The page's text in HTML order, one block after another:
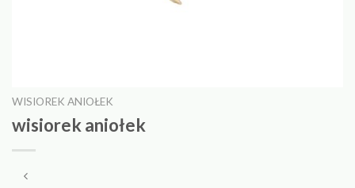
WISIOREK ANIOŁEK
wisiorek aniołek